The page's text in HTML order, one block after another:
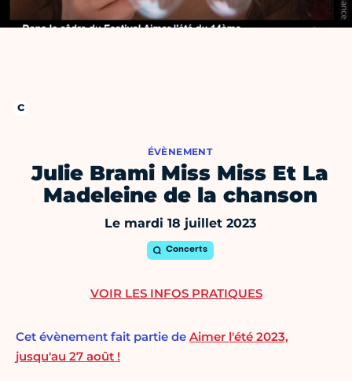
ÉVÈNEMENT
Julie Brami Miss Miss Et La
Madeleine de la chanson
Le mardi 18 juillet 2023
Concerts
Cet évènement fait partie de Aimer l'été 2023,
jusqu'au 27 août !
VOIR LES INFOS PRATIQUES